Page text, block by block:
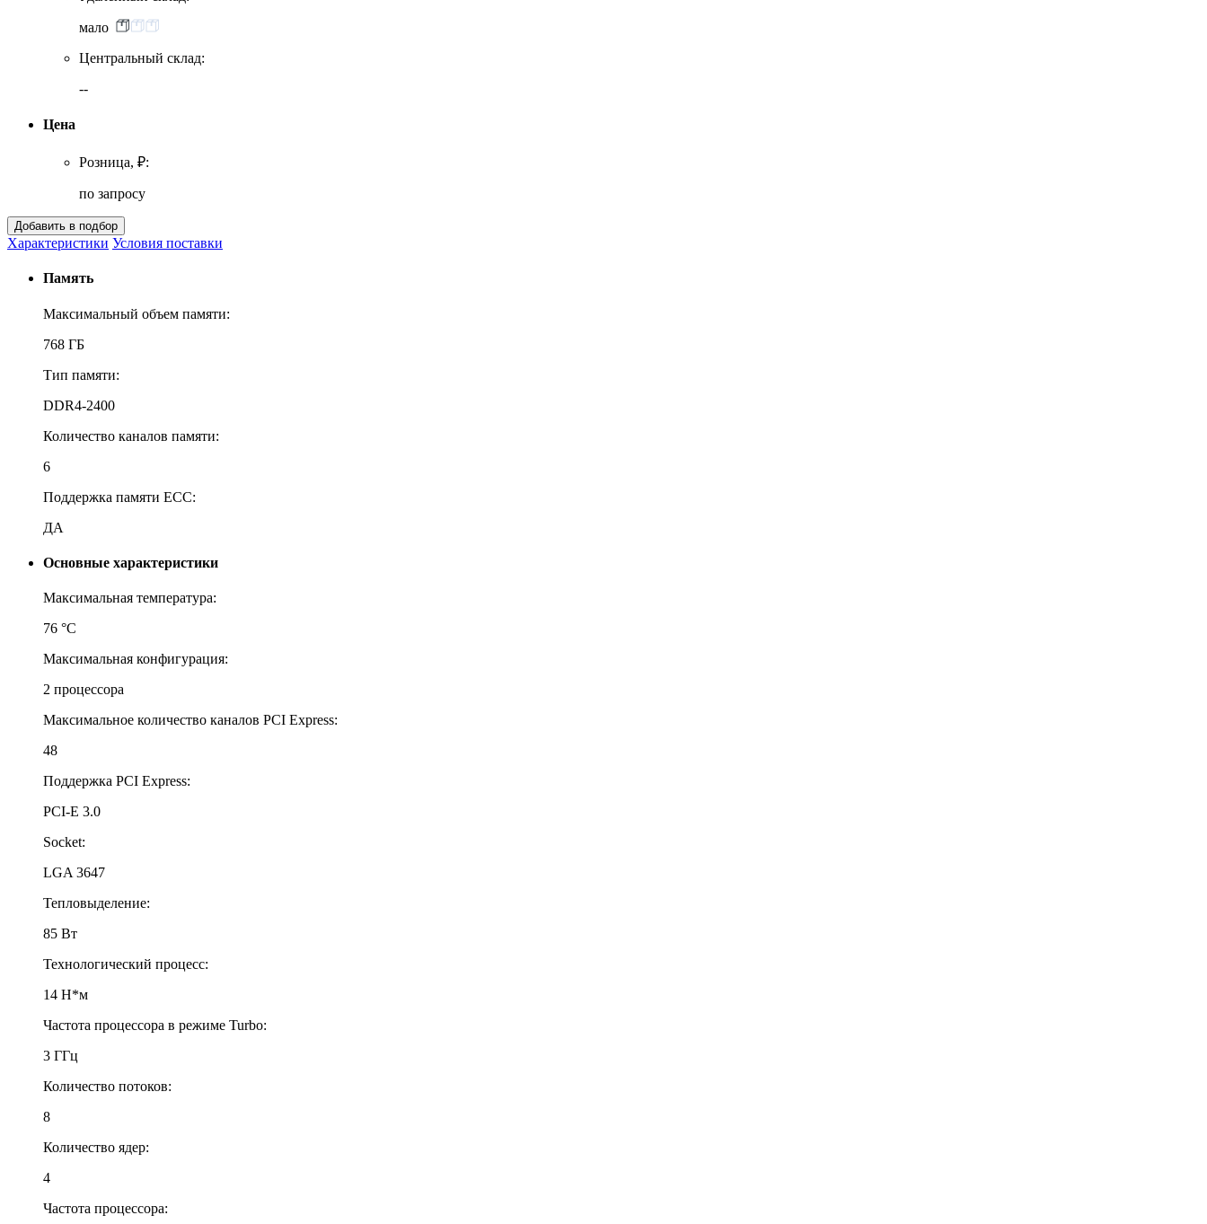
мало
Центральный склад:
--
Цена
Розница, ₽:
по запросу
Характеристики Условия поставки
Память
Максимальный объем памяти:
768 ГБ
Тип памяти:
DDR4-2400
Количество каналов памяти:
6
Поддержка памяти ECC:
ДА
Основные характеристики
Максимальная температура:
76 °С
Максимальная конфигурация:
2 процессора
Максимальное количество каналов PCI Express:
48
Поддержка PCI Express:
PCI-E 3.0
Socket:
LGA 3647
Тепловыделение:
85 Вт
Технологический процесс:
14 Н*м
Частота процессора в режиме Turbo:
3 ГГц
Количество потоков:
8
Количество ядер:
4
Частота процессора: